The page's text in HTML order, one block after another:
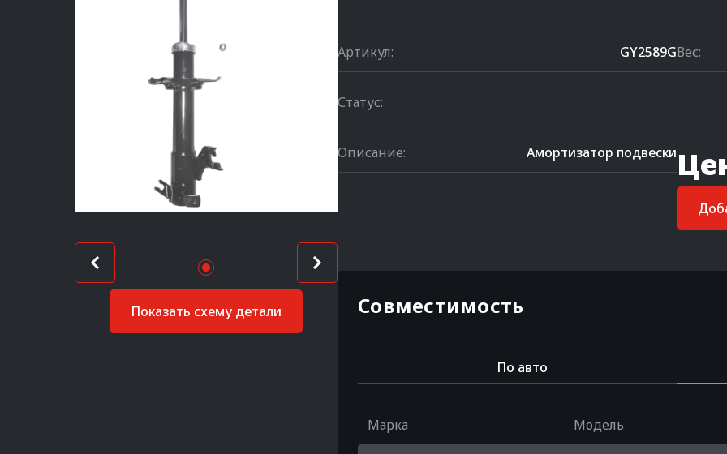
Показать схему детали
Артикул: GY2589GВес:
Статус:
Описание: Амортизатор подвески
Совместимость
По авто
Марка Модель